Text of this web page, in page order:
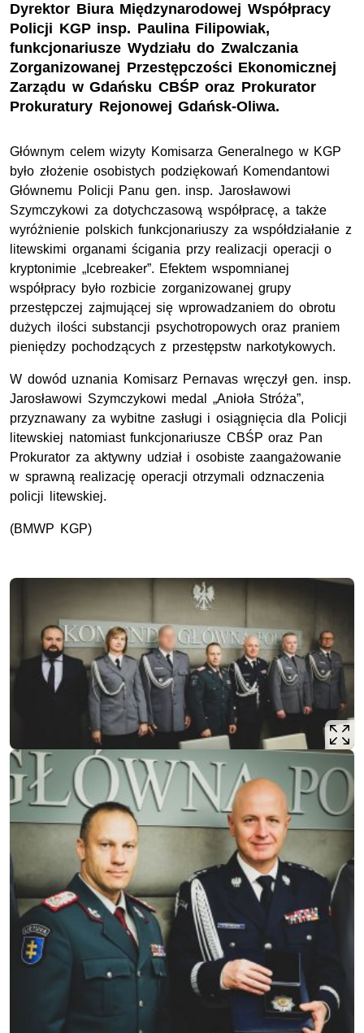
Dyrektor Biura Międzynarodowej Współpracy
Policji KGP insp. Paulina Filipowiak,
funkcjonariusze Wydziału do Zwalczania
Zorganizowanej Przestępczości Ekonomicznej
Zarządu w Gdańsku CBŚP oraz Prokurator
Prokuratury Rejonowej Gdańsk-Oliwa.
Głównym celem wizyty Komisarza Generalnego w KGP
było złożenie osobistych podziękowań Komendantowi
Głównemu Policji Panu gen. insp. Jarosławowi
Szymczykowi za dotychczasową współpracę, a także
wyróżnienie polskich funkcjonariuszy za współdziałanie z
litewskimi organami ścigania przy realizacji operacji o
kryptonimie „Icebreaker”. Efektem wspomnianej
współpracy było rozbicie zorganizowanej grupy
przestępczej zajmującej się wprowadzaniem do obrotu
dużych ilości substancji psychotropowych oraz praniem
pieniędzy pochodzących z przestępstw narkotykowych.
W dowód uznania Komisarz Pernavas wręczył gen. insp.
Jarosławowi Szymczykowi medal „Anioła Stróża”,
przyznawany za wybitne zasługi i osiągnięcia dla Policji
litewskiej natomiast funkcjonariusze CBŚP oraz Pan
Prokurator za aktywny udział i osobiste zaangażowanie
w sprawną realizację operacji otrzymali odznaczenia
policji litewskiej.
(BMWP KGP)